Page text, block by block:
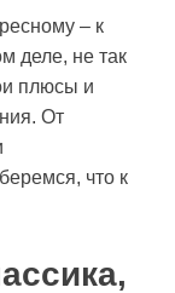
– к
деле, не так
плюсы и
От
что к